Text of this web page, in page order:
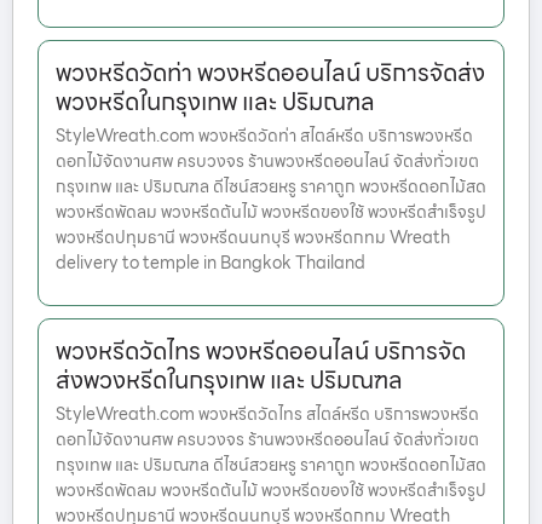
พวงหรีดวัดท่า พวงหรีดออนไลน์ บริการจัดส่ง
พวงหรีดในกรุงเทพ และ ปริมณฑล
StyleWreath.com พวงหรีดวัดท่า สไตล์หรีด บริการพวงหรีด
ดอกไม้จัดงานศพ ครบวงจร ร้านพวงหรีดออนไลน์ จัดส่งทั่วเขต
กรุงเทพ และ ปริมณฑล ดีไซน์สวยหรู ราคาถูก พวงหรีดดอกไม้สด
พวงหรีดพัดลม พวงหรีดต้นไม้ พวงหรีดของใช้ พวงหรีดสำเร็จรูป
พวงหรีดปทุมธานี พวงหรีดนนทบุรี พวงหรีดกทม Wreath
delivery to temple in Bangkok Thailand
พวงหรีดวัดไทร พวงหรีดออนไลน์ บริการจัด
ส่งพวงหรีดในกรุงเทพ และ ปริมณฑล
StyleWreath.com พวงหรีดวัดไทร สไตล์หรีด บริการพวงหรีด
ดอกไม้จัดงานศพ ครบวงจร ร้านพวงหรีดออนไลน์ จัดส่งทั่วเขต
กรุงเทพ และ ปริมณฑล ดีไซน์สวยหรู ราคาถูก พวงหรีดดอกไม้สด
พวงหรีดพัดลม พวงหรีดต้นไม้ พวงหรีดของใช้ พวงหรีดสำเร็จรูป
พวงหรีดปทุมธานี พวงหรีดนนทบุรี พวงหรีดกทม Wreath